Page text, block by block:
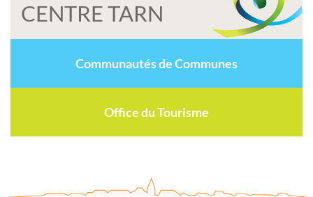
CENTRE TARN
Communautés de Communes
Office du Tourisme